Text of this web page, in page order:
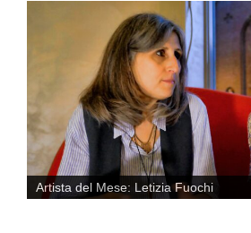
Artista del Mese: Letizia Fuochi